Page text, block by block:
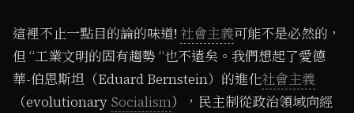
這裡不止一點目的論的味道! 社會主義可能不是必然的，
但 “工業文明的固有趨勢 “也不遠矣。我們想起了愛德
華-伯恩斯坦（Eduard Bernstein）的進化社會主義
（evolutionary Socialism），民主制從政治領域向經